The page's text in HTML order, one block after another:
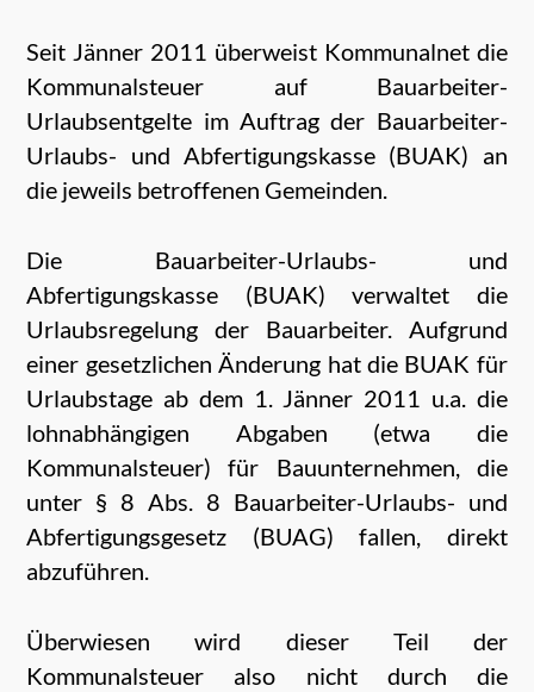
Seit Jänner 2011 überweist Kommunalnet die
Kommunalsteuer auf Bauarbeiter-
Urlaubsentgelte im Auftrag der Bauarbeiter-
Urlaubs- und Abfertigungskasse (BUAK) an
die jeweils betroffenen Gemeinden.
Die Bauarbeiter-Urlaubs- und
Abfertigungskasse (BUAK) verwaltet die
Urlaubsregelung der Bauarbeiter. Aufgrund
einer gesetzlichen Änderung hat die BUAK für
Urlaubstage ab dem 1. Jänner 2011 u.a. die
lohnabhängigen Abgaben (etwa die
Kommunalsteuer) für Bauunternehmen, die
unter § 8 Abs. 8 Bauarbeiter-Urlaubs- und
Abfertigungsgesetz (BUAG) fallen, direkt
abzuführen.
Überwiesen wird dieser Teil der
Kommunalsteuer also nicht durch die